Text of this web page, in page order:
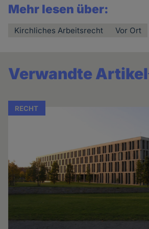
Mehr lesen über:
Kirchliches Arbeitsrecht Vor Ort
Verwandte Artikel
RECHT